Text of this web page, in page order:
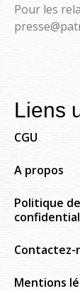
Pour les
Liens
CGU
A propos
Politique de
Contactez-
Mentions